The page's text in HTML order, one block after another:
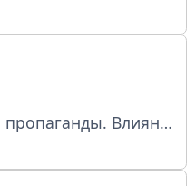
О политике без пропаганды. Влияние на экономику. По рекламе: @KlimentTG georgy_bovt@yahoo.com. Для вступления в чат @GGSTR83 (написать после подачи заявки)